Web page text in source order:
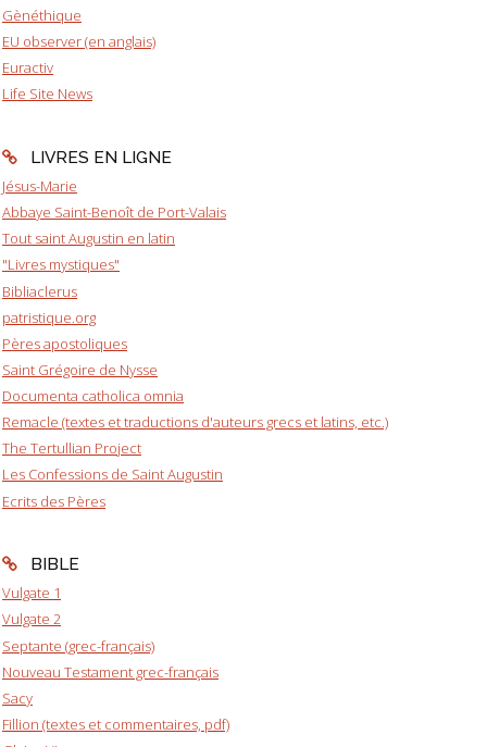
Gènéthique
EU observer (en anglais)
Euractiv
Life Site News
LIVRES EN LIGNE
Jésus-Marie
Abbaye Saint-Benoît de Port-Valais
Tout saint Augustin en latin
"Livres mystiques"
Bibliaclerus
patristique.org
Pères apostoliques
Saint Grégoire de Nysse
Documenta catholica omnia
Remacle (textes et traductions d'auteurs grecs et latins, etc.)
The Tertullian Project
Les Confessions de Saint Augustin
Ecrits des Pères
BIBLE
Vulgate 1
Vulgate 2
Septante (grec-français)
Nouveau Testament grec-français
Sacy
Fillion (textes et commentaires, pdf)